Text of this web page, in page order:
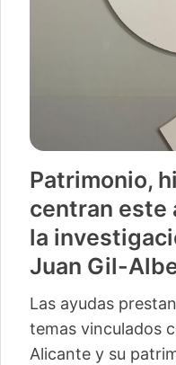
Patrimonio,
centran este
la
Juan Gil-
Las ayudas
temas vinculados
Alicante y su